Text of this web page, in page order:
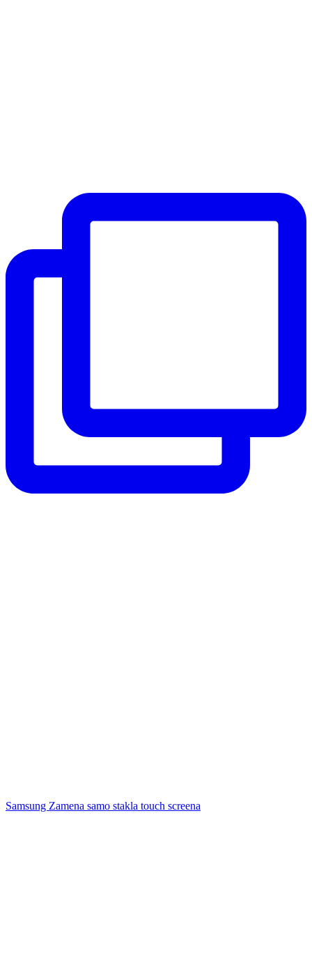
Samsung Zamena samo stakla touch screena